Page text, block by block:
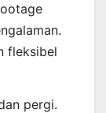
fleksibel
pergi.